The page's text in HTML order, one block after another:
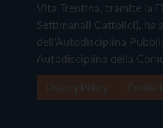
Vita Trentina, tramite la
Settimanali Cattolici), ha
dell'Autodisciplina
Autodisciplina della